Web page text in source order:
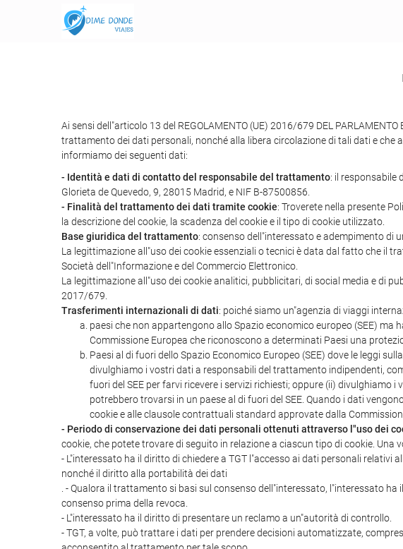
Ai sensi dell"articolo 13 del REGOLAMENTO (UE) 2016/679 DEL
trattamento dei dati personali, nonché alla libera circolazione di tali dati e che
informiamo dei seguenti dati:
- Identità e dati di contatto del responsabile del trattamento: il responsabile
Glorieta de Quevedo, 9, 28015 Madrid, e NIF B-87500856.
- Finalità del trattamento dei dati tramite cookie: Troverete nella presente
la descrizione del cookie, la scadenza del cookie e il tipo di cookie utilizzato.
Base giuridica del trattamento: consenso dell"interessato e adempimento di
La legittimazione all"uso dei cookie essenziali o tecnici è data dal fatto che il
Società dell"Informazione e del Commercio Elettronico.
La legittimazione all"uso dei cookie analitici, pubblicitari, di social media e di
2017/679.
Trasferimenti internazionali di dati: poiché siamo un"agenzia di viaggi
paesi che non appartengono allo Spazio economico europeo (SEE)
Commissione Europea che riconoscono a determinati Paesi una
Paesi al di fuori dello Spazio Economico Europeo (SEE) dove le leggi
divulghiamo i vostri dati a responsabili del trattamento indipendenti,
fuori del SEE per farvi ricevere i servizi richiesti; oppure (ii)
potrebbero trovarsi in un paese al di fuori del SEE. Quando i dati
cookie e alle clausole contrattuali standard approvate dalla
- Periodo di conservazione dei dati personali ottenuti attraverso l"uso dei
cookie, che potete trovare di seguito in relazione a ciascun tipo di cookie.
- L"interessato ha il diritto di chiedere a TGT l"accesso ai dati personali
nonché il diritto alla portabilità dei dati
. - Qualora il trattamento si basi sul consenso dell"interessato, l"interessato
consenso prima della revoca.
- L"interessato ha il diritto di presentare un reclamo a un"autorità di controllo.
- TGT, a volte, può trattare i dati per prendere decisioni automatizzate,